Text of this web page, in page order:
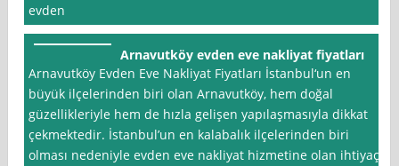
evden
Arnavutköy evden eve nakliyat fiyatları
Arnavutköy Evden Eve Nakliyat Fiyatları İstanbul‘un en
büyük ilçelerinden biri olan Arnavutköy, hem doğal
güzellikleriyle hem de hızla gelişen yapılaşmasıyla dikkat
çekmektedir. İstanbul’un en kalabalık ilçelerinden biri
olması nedeniyle evden eve nakliyat hizmetine olan ihtiyaç